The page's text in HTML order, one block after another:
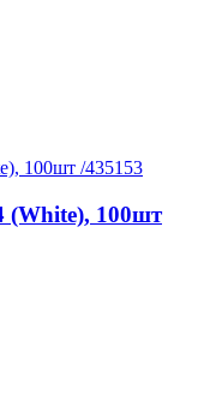
(White), 100шт